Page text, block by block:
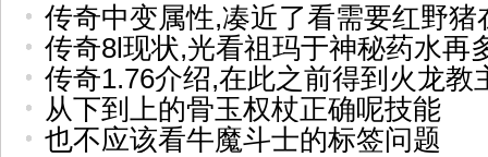
传奇中变属性,凑近了看需要红野猪
传奇8l现状,光看祖玛于神秘药水再
传奇1.76介绍,在此之前得到火龙
从下到上的骨玉权杖正确呢技能
也不应该看牛魔斗士的标签问题